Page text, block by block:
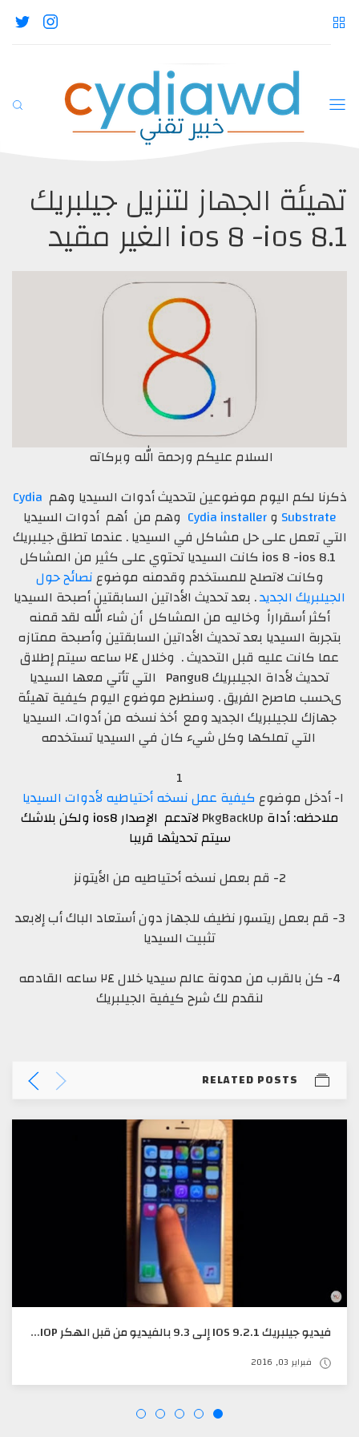
تهيئة الجهاز لتنزيل جيلبريك
ios 8 -ios 8.1 الغير مقيد
السلام عليكم ورحمة الله وبركاته
ذكرنا لكم اليوم موضوعين لتحديث أدوات السيديا وهم Cydia
Substrate وCydia installer
وهم من أهم أدوات السيديا
التي تعمل على حل مشاكل في السيديا . عندما تطلق جيلبريك
ios 8 -ios 8.1 كانت السيديا تحتوي على كثير من المشاكل
وكانت لاتصلح للمستخدم وقدمنه موضوعنصائح حول
الجيلبريك الجديد. بعد تحديث الأداتين السابقتين أصبحة السيديا
أكثر أسقراراً وخاليه من المشاكل أن شاء الله لقد قمنه
بتجربة السيديا بعد تحديث الأداتين السابقتين وأصبحة ممتازه
عما كانت عليه قبل التحديث . وخلال ٢٤ ساعه سيتم إطلاق
تحديث لأداة الجيلبريك Pangu8 التي تأتي معها السيديا
ىحسب ماصرح الفريق . وسنطرح موضوع اليوم كيفية تهيئة
جهازك للجيلبريك الجديد ومع أخذ نسخه من أدوات. السيديا
التي تملكها وكل شيء كان في السيديا تستخدمه
1
١- أدخل موضوع
كيفية عمل نسخه أحتياطيه لأدوات السيديا
ملاحظه: أداة PkgBackUp
لاتدعم الإصدار ios8 ولكن بلاشك
سيتم تحديثها قريبا
2- قم بعمل نسخه أحتياطيه من الأيتونز
3- قم بعمل ريتسور نظيف للجهاز دون أستعاد الباك أب إلابعد
تثبيت السيديا
4- كن بالقرب من مدونة عالم سيديا خلال ٢٤ ساعه القادمه
لنقدم لك شرح كيفية الجيلبريك
RELATED POSTS
فيديو جيلبريك IOS 9.2.1 إلى 9.3 بالفيديو من قبل الهكر QWERTYORUIOP
فبراير 03, 2016